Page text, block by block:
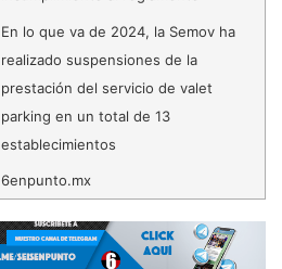
En lo que va de 2024, la Semov ha
realizado suspensiones de la
prestación del servicio de valet
parking en un total de 13
establecimientos
6enpunto.mx